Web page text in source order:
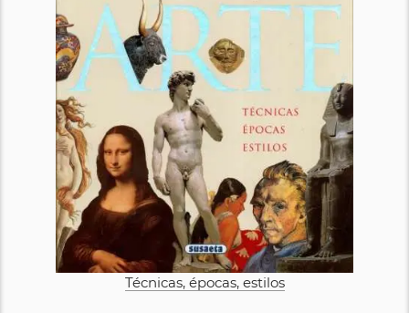
Técnicas, épocas, estilos